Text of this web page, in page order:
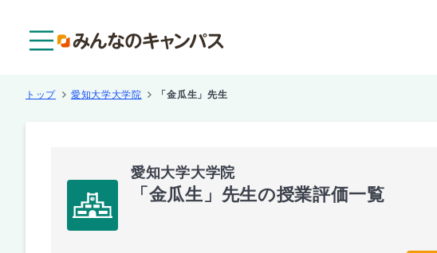
トップ 愛知大学大学院 「金瓜生」先生
愛知大学大学院
「金瓜生」先生の授業評価一覧